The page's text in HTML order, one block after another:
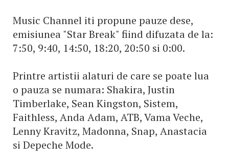
Music Channel iti propune pauze dese,
emisiunea "Star Break" fiind difuzata de la:
7:50, 9:40, 14:50, 18:20, 20:50 si 0:00.
Printre artistii alaturi de care se poate lua
o pauza se numara: Shakira, Justin
Timberlake, Sean Kingston, Sistem,
Faithless, Anda Adam, ATB, Vama Veche,
Lenny Kravitz, Madonna, Snap, Anastacia
si Depeche Mode.